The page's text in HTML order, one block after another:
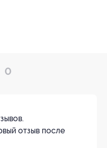
0
отзыв после